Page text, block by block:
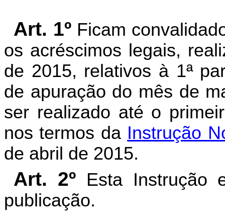
Art. 1º Ficam
os acréscimos legais,
de 2015, relativos à 1ª
de apuração do mês de
ser realizado até o
nos termos da Instrução
de abril de 2015.
Art. 2º Esta Instrução
publicação.